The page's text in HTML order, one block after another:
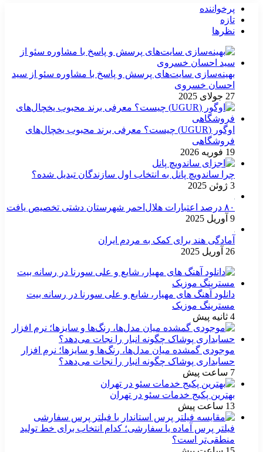
پرخواننده
تازه
نظرها
بهینه‌سازی سایت‌های پرسش و پاسخ با مشاوره سئو از سید
احسان خسروی
27 جولای 2025
اوگور (UGUR) چیست؟ معرفی برند محبوب یخچال‌های
فروشگاهی
19 فوریه 2026
چرا ساندویچ پانل به انتخاب اول سازندگان تبدیل شده؟
3 ژوئن 2025
۸۰ درصد اعتبارات هلال‌احمر شهرستان دشتی تخصیص یافت
9 آوریل 2025
آمادگی هند برای کمک به مردم ایران
26 آوریل 2025
دانلود آهنگ های مهیار، شایع و علی سورنا در رسانه بیت
مسترینگ موزیک
4 ثانیه پیش
موجودی گمشده میان مدل‌ها، رنگ‌ها و سایزها؛ نرم افزار
حسابداری پوشاک چگونه انبار را نجات می‌دهد؟
7 ساعت پیش
بهترین پکیج خدمات سئو در تهران
13 ساعت پیش
فیلتر پرس آماده یا سفارشی؛ کدام انتخاب برای خط تولید
منطقی‌تر است؟